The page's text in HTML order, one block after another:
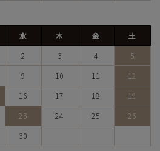
水 木 金
土
2 3 4
5
9 10 11
12
16 17 18
19
23 24 25
26
30